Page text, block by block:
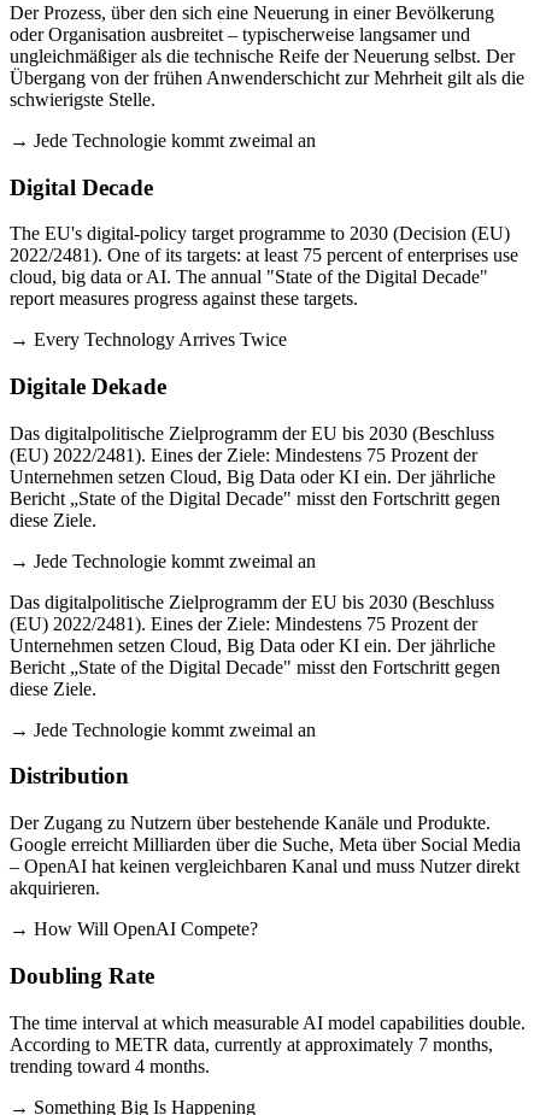
Der Prozess, über den sich eine Neuerung in einer Bevölkerung
oder Organisation ausbreitet – typischerweise langsamer und
ungleichmäßiger als die technische Reife der Neuerung selbst. Der
Übergang von der frühen Anwenderschicht zur Mehrheit gilt als die
schwierigste Stelle.
→ Jede Technologie kommt zweimal an
Digital Decade
The EU's digital-policy target programme to 2030 (Decision (EU)
2022/2481). One of its targets: at least 75 percent of enterprises use
cloud, big data or AI. The annual "State of the Digital Decade"
report measures progress against these targets.
→ Every Technology Arrives Twice
Digitale Dekade
Das digitalpolitische Zielprogramm der EU bis 2030 (Beschluss
(EU) 2022/2481). Eines der Ziele: Mindestens 75 Prozent der
Unternehmen setzen Cloud, Big Data oder KI ein. Der jährliche
Bericht „State of the Digital Decade" misst den Fortschritt gegen
diese Ziele.
→ Jede Technologie kommt zweimal an
Das digitalpolitische Zielprogramm der EU bis 2030 (Beschluss
(EU) 2022/2481). Eines der Ziele: Mindestens 75 Prozent der
Unternehmen setzen Cloud, Big Data oder KI ein. Der jährliche
Bericht „State of the Digital Decade" misst den Fortschritt gegen
diese Ziele.
→ Jede Technologie kommt zweimal an
Distribution
Der Zugang zu Nutzern über bestehende Kanäle und Produkte.
Google erreicht Milliarden über die Suche, Meta über Social Media
– OpenAI hat keinen vergleichbaren Kanal und muss Nutzer direkt
akquirieren.
→ How Will OpenAI Compete?
Doubling Rate
The time interval at which measurable AI model capabilities double.
According to METR data, currently at approximately 7 months,
trending toward 4 months.
→ Something Big Is Happening